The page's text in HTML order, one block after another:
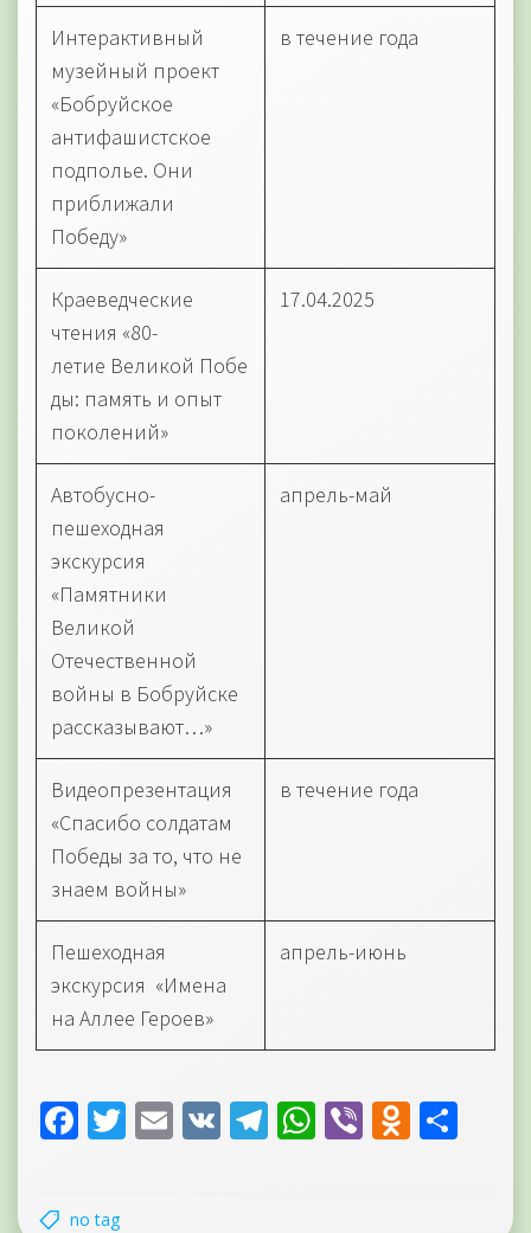
Интерактивный
музейный проект
«Бобруйское
антифашистское
подполье. Они
приближали
Победу»
в течение года
Краеведческие
чтения «80-
летие Великой Побе
ды: память и опыт
поколений»
17.04.2025
Автобусно-
пешеходная
экскурсия
«Памятники
Великой
Отечественной
войны в Бобруйске
рассказывают…»
апрель-май
Видеопрезентация
«Спасибо солдатам
Победы за то, что не
знаем войны»
в течение года
Пешеходная
экскурсия «Имена
на Аллее Героев»
апрель-июнь
Facebook
Twitter
Email
VK Telegram
WhatsApp
Viber
no tag